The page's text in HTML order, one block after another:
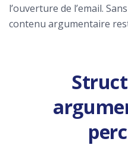
l’ouverture de l’email.
contenu argumentaire